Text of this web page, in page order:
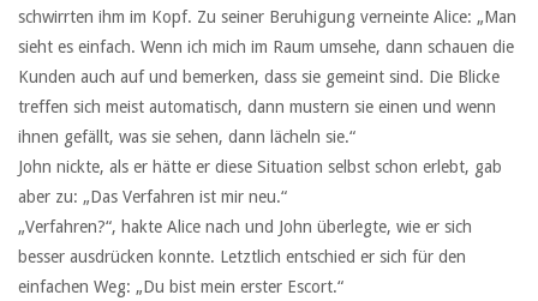
schwirrten ihm im Kopf. Zu seiner Beruhigung verneinte Alice: „Man
sieht es einfach. Wenn ich mich im Raum umsehe, dann schauen die
Kunden auch auf und bemerken, dass sie gemeint sind. Die Blicke
treffen sich meist automatisch, dann mustern sie einen und wenn
ihnen gefällt, was sie sehen, dann lächeln sie.“
John nickte, als er hätte er diese Situation selbst schon erlebt, gab
aber zu: „Das Verfahren ist mir neu.“
„Verfahren?“, hakte Alice nach und John überlegte, wie er sich
besser ausdrücken konnte. Letztlich entschied er sich für den
einfachen Weg: „Du bist mein erster Escort.“